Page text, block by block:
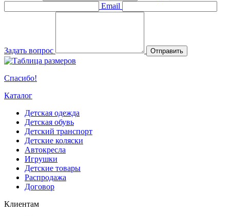
Email
Задать вопрос Отправить
Спасибо!
Каталог
Детская одежда
Детская обувь
Детский транспорт
Детские коляски
Автокресла
Игрушки
Детские товары
Распродажа
Договор
Клиентам